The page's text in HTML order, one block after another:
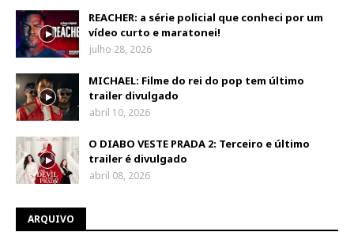
REACHER: a série policial que conheci por um
vídeo curto e maratonei!
julho 28, 2026
MICHAEL: Filme do rei do pop tem último
trailer divulgado
abril 10, 2026
O DIABO VESTE PRADA 2: Terceiro e último
trailer é divulgado
abril 08, 2026
ARQUIVO